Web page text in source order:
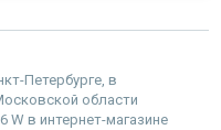
Петербурге, в
области
W в интернет-магазине